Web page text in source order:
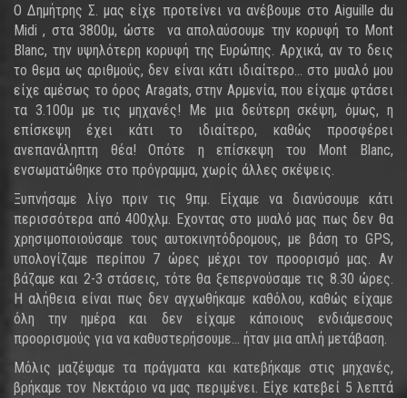
Ο Δημήτρης Σ. μας είχε προτείνει να ανέβουμε στο Aiguille du
Midi , στα 3800μ, ώστε να απολαύσουμε την κορυφή το Mont
Blanc, την υψηλότερη κορυφή της Ευρώπης. Αρχικά, αν το δεις
το θεμα ως αριθμούς, δεν είναι κάτι ιδιαίτερο... στο μυαλό μου
είχε αμέσως το όρος Aragats, στην Αρμενία, που είχαμε φτάσει
τα 3.100μ με τις μηχανές! Με μια δεύτερη σκέψη, όμως, η
επίσκεψη έχει κάτι το ιδιαίτερο, καθώς προσφέρει
ανεπανάληπτη θέα! Οπότε η επίσκεψη του Mont Blanc,
ενσωματώθηκε στο πρόγραμμα, χωρίς άλλες σκέψεις.
Ξυπνήσαμε λίγο πριν τις 9πμ. Είχαμε να διανύσουμε κάτι
περισσότερα από 400χλμ. Εχοντας στο μυαλό μας πως δεν θα
χρησιμοποιούσαμε τους αυτοκινητόδρομους, με βάση το GPS,
υπολογίζαμε περίπου 7 ώρες μέχρι τον προορισμό μας. Αν
βάζαμε και 2-3 στάσεις, τότε θα ξεπερνούσαμε τις 8.30 ώρες.
Η αλήθεια είναι πως δεν αγχωθήκαμε καθόλου, καθώς είχαμε
όλη την ημέρα και δεν είχαμε κάποιους ενδιάμεσους
προορισμούς για να καθυστερήσουμε... ήταν μια απλή μετάβαση.
Μόλις μαζέψαμε τα πράγματα και κατεβήκαμε στις μηχανές,
βρήκαμε τον Νεκτάριο να μας περιμένει. Είχε κατεβεί 5 λεπτά